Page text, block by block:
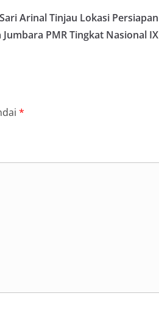
Arinal Tinjau Lokasi Persiapan
Jumbara PMR Tingkat Nasional IX
*